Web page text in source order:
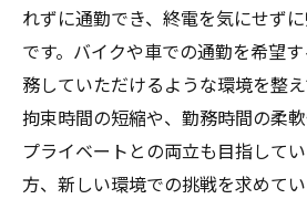
れずに通勤でき、終電を気にせず
です。バイクや車での通勤を希望
務していただけるような環境を整え
拘束時間の短縮や、勤務時間の柔軟
プライベートとの両立も目指して
方、新しい環境での挑戦を求めて